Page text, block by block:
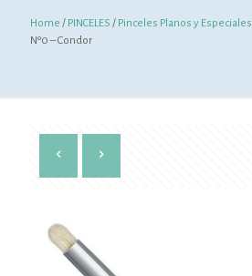
Home / PINCELES / Pinceles Planos y Especiales
Nº0 – Condor